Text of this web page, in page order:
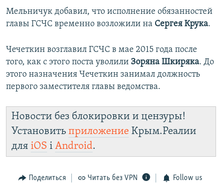
Мельничук добавил, что исполнение обязанностей
главы ГСЧС временно возложили на Сергея Крука.
Чечеткин возглавил ГСЧС в мае 2015 года после
того, как с этого поста уволили Зоряна Шкиряка. До
этого назначения Чечеткин занимал должность
первого заместителя главы ведомства.
Новости без блокировки и цензуры!
Установить приложение Крым.Реалии
для iOS і Android.
Поделиться Читать без VPN Follow us